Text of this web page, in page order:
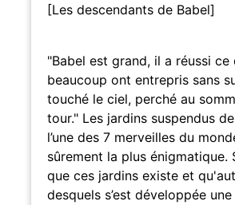
[Les descendants de Babel]
"Babel est grand, il a réussi ce
beaucoup ont entrepris sans
touché le ciel, perché au
tour." Les jardins suspendus
l’une des 7 merveilles du
sûrement la plus énigmatique.
que ces jardins existe et
desquels s’est développée